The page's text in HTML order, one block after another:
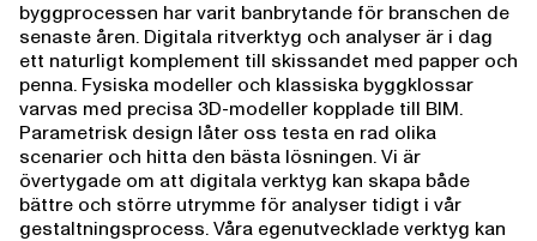
byggprocessen har varit banbrytande för branschen de
senaste åren. Digitala ritverktyg och analyser är i dag
ett naturligt komplement till skissandet med papper och
penna. Fysiska modeller och klassiska byggklossar
varvas med precisa 3D-modeller kopplade till BIM.
Parametrisk design låter oss testa en rad olika
scenarier och hitta den bästa lösningen. Vi är
övertygade om att digitala verktyg kan skapa både
bättre och större utrymme för analyser tidigt i vår
gestaltningsprocess. Våra egenutvecklade verktyg kan